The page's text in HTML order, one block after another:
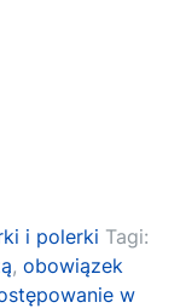
i polerki Tagi:
, obowiązek
w